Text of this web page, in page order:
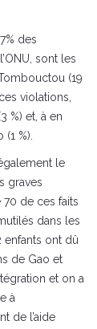
des
sont les
(19
violations,
%) et, à en
%).
le
graves
de ces faits
dans les
ont dû
de Gao et
et on a
à
de l’aide